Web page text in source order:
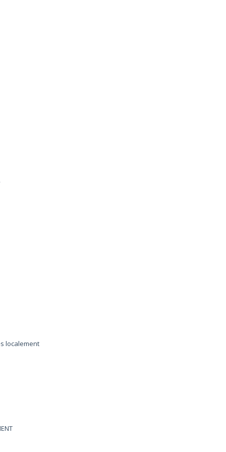
localement